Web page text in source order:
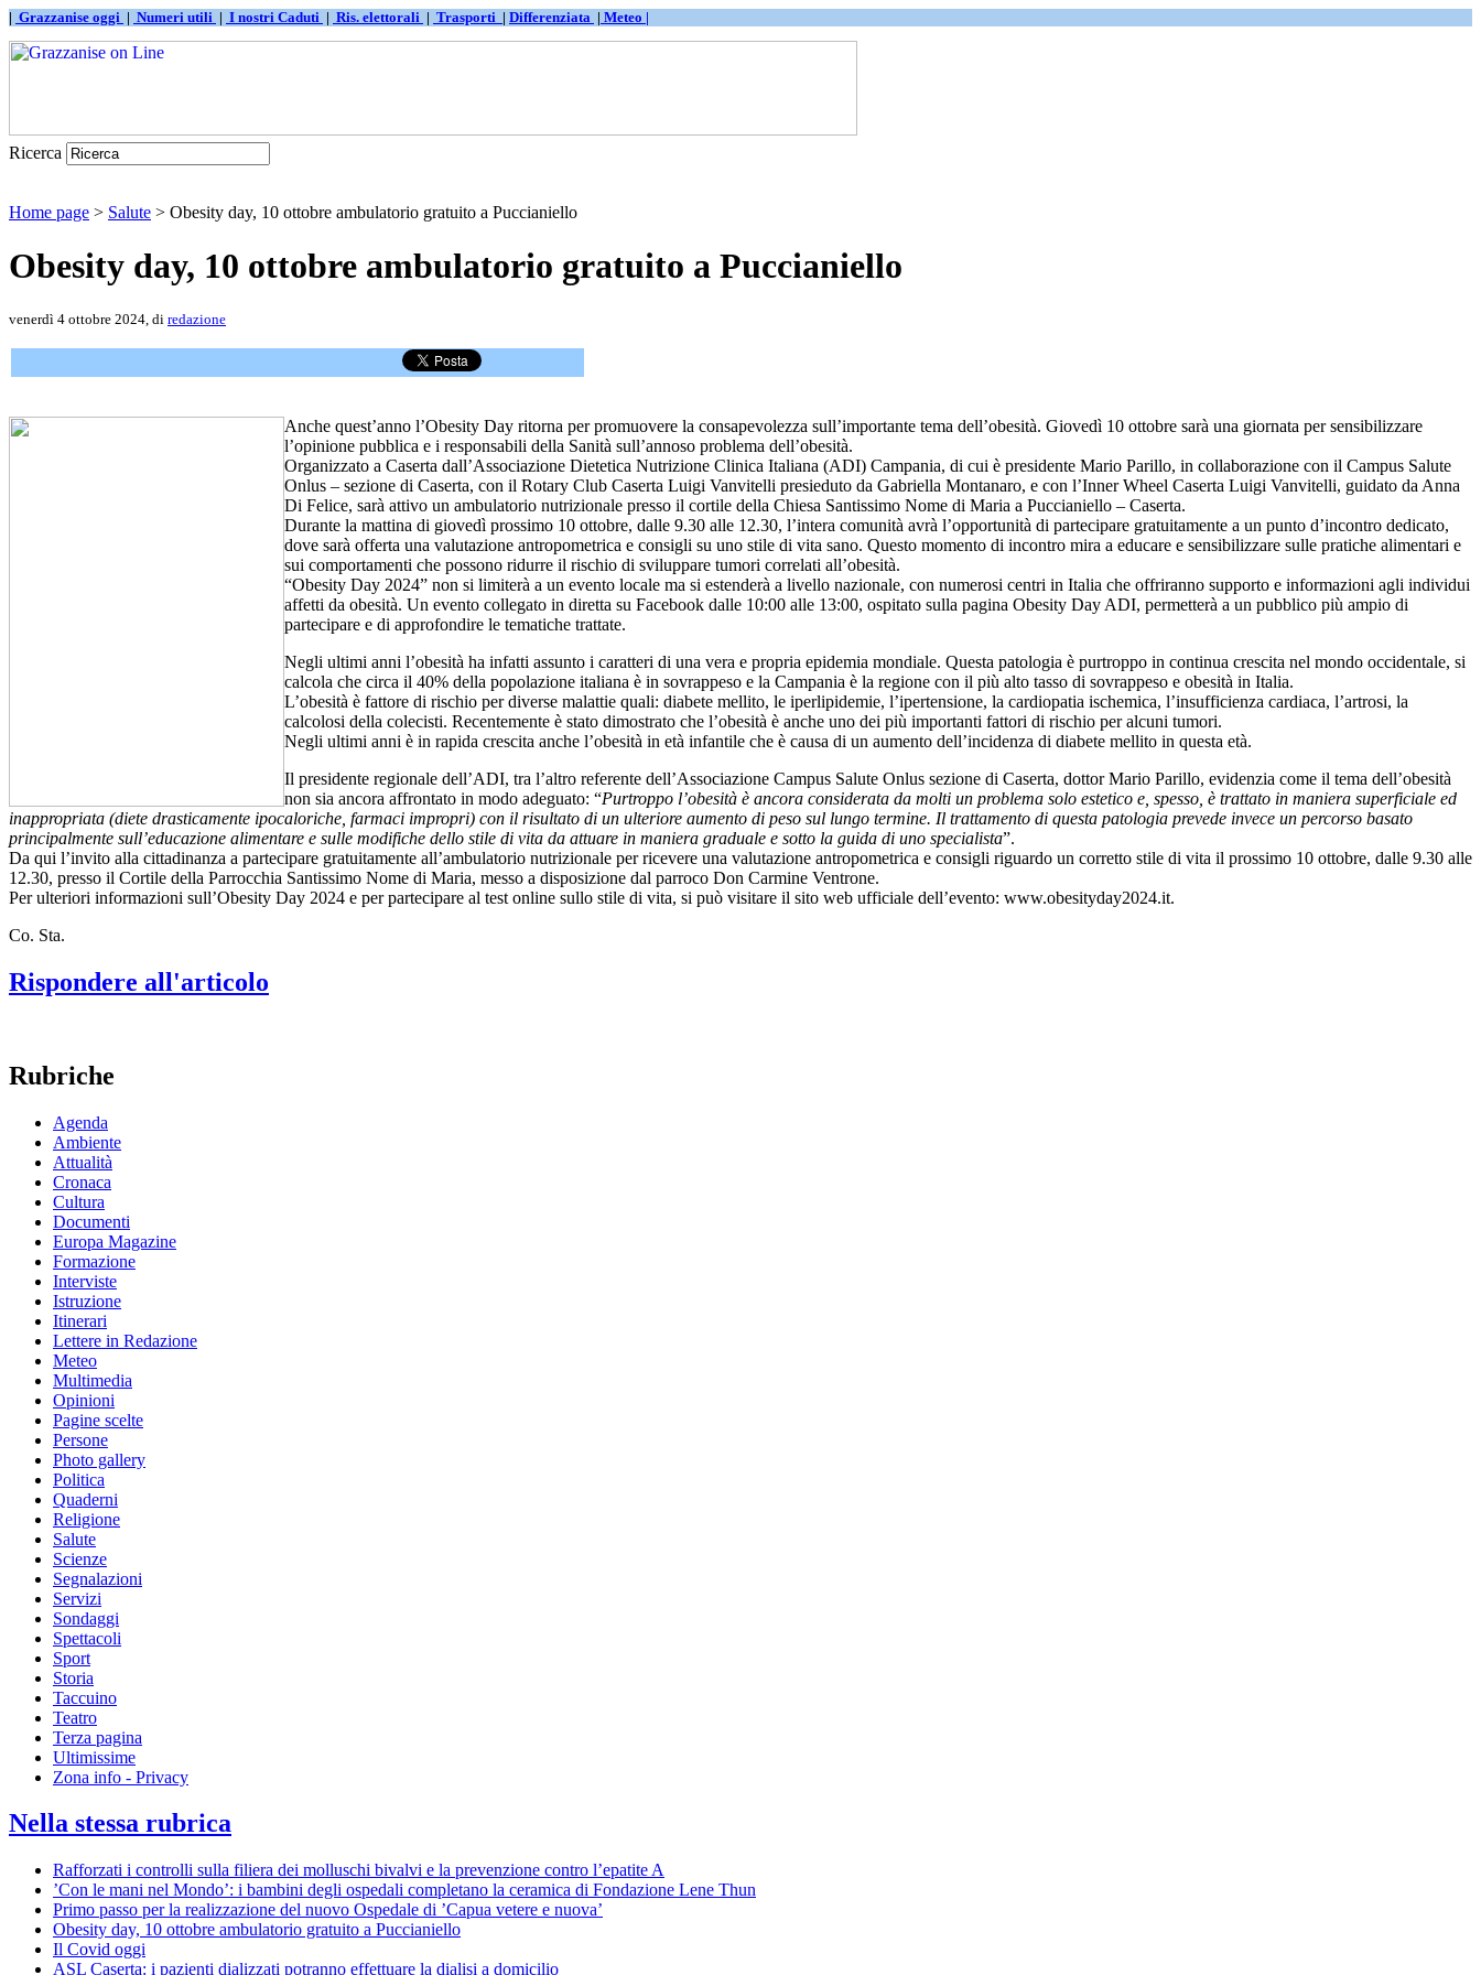
| Grazzanise oggi | Numeri utili | I nostri Caduti | Ris. elettorali | Trasporti | Differenziata | Meteo |
Ricerca
Home page > Salute > Obesity day, 10 ottobre ambulatorio gratuito a Puccianiello
Obesity day, 10 ottobre ambulatorio gratuito a Puccianiello
venerdì 4 ottobre 2024, di redazione
Anche quest’anno l’Obesity Day ritorna per promuovere la consapevolezza sull’importante tema dell’obesità. Giovedì 10 ottobre sarà una giornata per sensibilizzare
l’opinione pubblica e i responsabili della Sanità sull’annoso problema dell’obesità.
Organizzato a Caserta dall’Associazione Dietetica Nutrizione Clinica Italiana (ADI) Campania, di cui è presidente Mario Parillo, in collaborazione con il Campus Salute
Onlus – sezione di Caserta, con il Rotary Club Caserta Luigi Vanvitelli presieduto da Gabriella Montanaro, e con l’Inner Wheel Caserta Luigi Vanvitelli, guidato da Anna
Di Felice, sarà attivo un ambulatorio nutrizionale presso il cortile della Chiesa Santissimo Nome di Maria a Puccianiello – Caserta.
Durante la mattina di giovedì prossimo 10 ottobre, dalle 9.30 alle 12.30, l’intera comunità avrà l’opportunità di partecipare gratuitamente a un punto d’incontro dedicato,
dove sarà offerta una valutazione antropometrica e consigli su uno stile di vita sano. Questo momento di incontro mira a educare e sensibilizzare sulle pratiche alimentari e
sui comportamenti che possono ridurre il rischio di sviluppare tumori correlati all’obesità.
“Obesity Day 2024” non si limiterà a un evento locale ma si estenderà a livello nazionale, con numerosi centri in Italia che offriranno supporto e informazioni agli individui
affetti da obesità. Un evento collegato in diretta su Facebook dalle 10:00 alle 13:00, ospitato sulla pagina Obesity Day ADI, permetterà a un pubblico più ampio di
partecipare e di approfondire le tematiche trattate.
Negli ultimi anni l’obesità ha infatti assunto i caratteri di una vera e propria epidemia mondiale. Questa patologia è purtroppo in continua crescita nel mondo occidentale, si
calcola che circa il 40% della popolazione italiana è in sovrappeso e la Campania è la regione con il più alto tasso di sovrappeso e obesità in Italia.
L’obesità è fattore di rischio per diverse malattie quali: diabete mellito, le iperlipidemie, l’ipertensione, la cardiopatia ischemica, l’insufficienza cardiaca, l’artrosi, la
calcolosi della colecisti. Recentemente è stato dimostrato che l’obesità è anche uno dei più importanti fattori di rischio per alcuni tumori.
Negli ultimi anni è in rapida crescita anche l’obesità in età infantile che è causa di un aumento dell’incidenza di diabete mellito in questa età.
Il presidente regionale dell’ADI, tra l’altro referente dell’Associazione Campus Salute Onlus sezione di Caserta, dottor Mario Parillo, evidenzia come il tema dell’obesità
non sia ancora affrontato in modo adeguato: “Purtroppo l’obesità è ancora considerata da molti un problema solo estetico e, spesso, è trattato in maniera superficiale ed
inappropriata (diete drasticamente ipocaloriche, farmaci impropri) con il risultato di un ulteriore aumento di peso sul lungo termine. Il trattamento di questa patologia prevede invece un percorso basato
principalmente sull’educazione alimentare e sulle modifiche dello stile di vita da attuare in maniera graduale e sotto la guida di uno specialista”.
Da qui l’invito alla cittadinanza a partecipare gratuitamente all’ambulatorio nutrizionale per ricevere una valutazione antropometrica e consigli riguardo un corretto stile di vita il prossimo 10 ottobre, dalle 9.30 alle
12.30, presso il Cortile della Parrocchia Santissimo Nome di Maria, messo a disposizione dal parroco Don Carmine Ventrone.
Per ulteriori informazioni sull’Obesity Day 2024 e per partecipare al test online sullo stile di vita, si può visitare il sito web ufficiale dell’evento: www.obesityday2024.it.
Co. Sta.
Rispondere all'articolo
Rubriche
Agenda
Ambiente
Attualità
Cronaca
Cultura
Documenti
Europa Magazine
Formazione
Interviste
Istruzione
Itinerari
Lettere in Redazione
Meteo
Multimedia
Opinioni
Pagine scelte
Persone
Photo gallery
Politica
Quaderni
Religione
Salute
Scienze
Segnalazioni
Servizi
Sondaggi
Spettacoli
Sport
Storia
Taccuino
Teatro
Terza pagina
Ultimissime
Zona info - Privacy
Nella stessa rubrica
Rafforzati i controlli sulla filiera dei molluschi bivalvi e la prevenzione contro l’epatite A
’Con le mani nel Mondo’: i bambini degli ospedali completano la ceramica di Fondazione Lene Thun
Primo passo per la realizzazione del nuovo Ospedale di ’Capua vetere e nuova’
Obesity day, 10 ottobre ambulatorio gratuito a Puccianiello
Il Covid oggi
ASL Caserta: i pazienti dializzati potranno effettuare la dialisi a domicilio